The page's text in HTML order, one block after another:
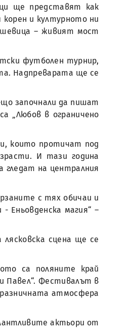
ще представят как
и културното ни
шевица – живият мост
футболен турнир,
Надпреварата ще се
започнали да пишат
„Любов в ограничено
които протичат под
И тази година
гледат на централния
с тях обичаи и
Еньовденска магия“ –
сцена ще се
са поляните край
Павел“. Фестивалът в
атмосфера
актьори от